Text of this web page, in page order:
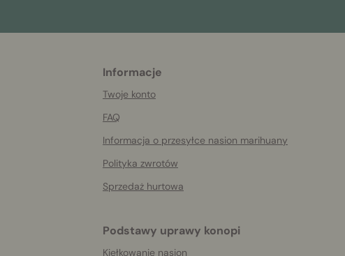
Informacje
Twoje konto
FAQ
Informacja o przesyłce nasion marihuany
Polityka zwrotów
Sprzedaż hurtowa
Podstawy uprawy konopi
Kiełkowanie nasion